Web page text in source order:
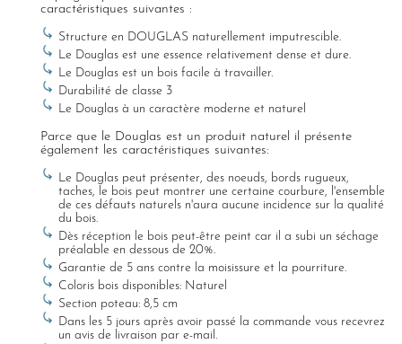
caractéristiques suivantes :
Structure en DOUGLAS naturellement imputrescible.
Le Douglas est une essence relativement dense et dure.
Le Douglas est un bois facile à travailler.
Durabilité de classe 3
Le Douglas à un caractère moderne et naturel
Parce que le Douglas est un produit naturel il présente
également les caractéristiques suivantes:
Le Douglas peut présenter, des noeuds, bords rugueux,
taches, le bois peut montrer une certaine courbure, l'ensemble
de ces défauts naturels n'aura aucune incidence sur la qualité
du bois.
Dès réception le bois peut-être peint car il a subi un séchage
préalable en dessous de 20%.
Garantie de 5 ans contre la moisissure et la pourriture.
Coloris bois disponibles: Naturel
Section poteau: 8,5 cm
Dans les 5 jours après avoir passé la commande vous recevrez
un avis de livraison par e-mail.